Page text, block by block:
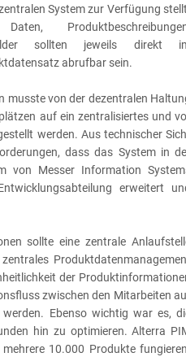
System zur Verfügung
sollten jeweils direkt
abrufbar sein.
musste von der dezentralen
auf ein zentralisiertes und
werden. Aus technischer
dass das System in
von Messer Information
erweitert
sollte eine zentrale
der
zwischen den Mitarbeiten
werden. Ebenso wichtig war es,
hin zu optimieren. Alterra
10.000 Produkte